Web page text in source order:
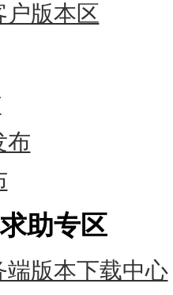
户版本区
布
助专区
端版本下载中心